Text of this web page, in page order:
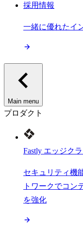
採用情報
一緒に優れたイ
Main menu
プロダクト
Fastly エッジク
セキュリティ機
トワークでコン
を強化